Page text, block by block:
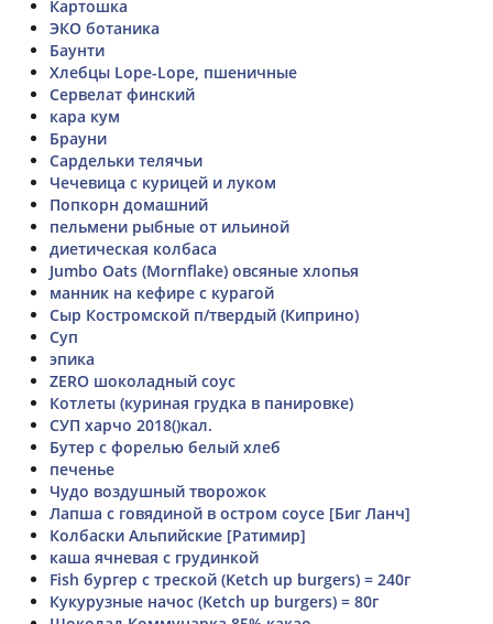
Картошка
ЭКО ботаника
Баунти
Хлебцы Lope-Lope, пшеничные
Сервелат финский
кара кум
Брауни
Сардельки телячьи
Чечевица с курицей и луком
Попкорн домашний
пельмени рыбные от ильиной
диетическая колбаса
Jumbo Oats (Mornflake) овсяные хлопья
манник на кефире с курагой
Сыр Костромской п/твердый (Киприно)
Суп
эпика
ZERO шоколадный соус
Котлеты (куриная грудка в панировке)
СУП харчо 2018()кал.
Бутер с форелью белый хлеб
печенье
Чудо воздушный творожок
Лапша с говядиной в остром соусе [Биг Ланч]
Колбаски Альпийские [Ратимир]
каша ячневая с грудинкой
Fish бургер с треской (Ketch up burgers) = 240г
Кукурузные начос (Ketch up burgers) = 80г